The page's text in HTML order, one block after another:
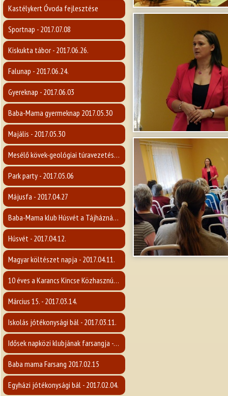
Kastélykert Óvoda fejlesztése
Sportnap - 2017.07.08
Kiskukta tábor - 2017.06.26.
Falunap - 2017.06.24.
Gyereknap - 2017.06.03
Baba-Mama gyermeknap 2017.05.30
Majális - 2017.05.30
Mesélő kövek-geológiai túravezetés a Karancsra - 2017.05.14
Park party - 2017.05.06
Májusfa - 2017.04.27
Baba-Mama klub Húsvét a Tájháznál - 2017.04.12.
Húsvét - 2017.04.12.
Magyar költészet napja - 2017.04.11.
10 éves a Karancs Kincse Közhasznú Egyesület - 2017.04.07.
Március 15. - 2017.03.14.
Iskolás jótékonysági bál - 2017.03.11.
Idősek napközi klubjának farsangja - 2017.02.16.
Baba mama Farsang 2017.02.15
Egyházi jótékonysági bál - 2017.02.04.